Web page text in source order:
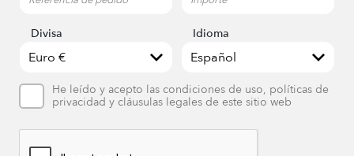
Divisa Idioma
He leído y acepto las condiciones de uso, políticas de
privacidad y cláusulas legales de este sitio web